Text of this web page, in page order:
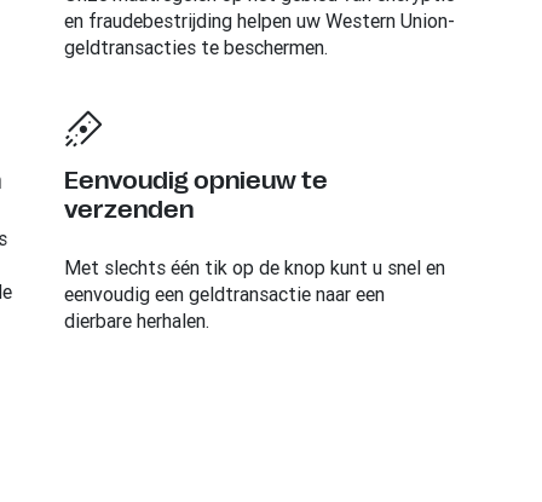
en fraudebestrijding helpen uw Western Union-
geldtransacties te beschermen.
Eenvoudig opnieuw te
verzenden
Met slechts één tik op de knop kunt u snel en
eenvoudig een geldtransactie naar een
dierbare herhalen.